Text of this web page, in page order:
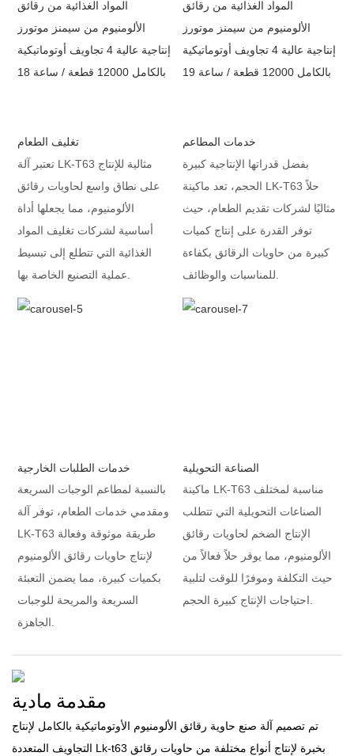
تغليف الطعام
تعتبر آلة LK-T63 مثالية للإنتاج
على نطاق واسع لحاويات رقائق
الألومنيوم، مما يجعلها أداة
أساسية لشركات تغليف المواد
الغذائية التي تتطلع إلى تبسيط
خدمات المطاعم
بفضل قدراتها الإنتاجية كبيرة
الحجم، تعد ماكينة LK-T63 حلاً
مثاليًا لشركات تقديم الطعام، حيث
توفر القدرة على إنتاج كميات
كبيرة من حاويات الرقائق بكفاءة
خدمات الطلبات الخارجية
بالنسبة لمطاعم الوجبات السريعة
ومقدمي خدمات الطعام، توفر آلة
LK-T63 طريقة موثوقة وفعالة
لإنتاج حاويات رقائق الألومنيوم
بكميات كبيرة، مما يضمن التعبئة
السريعة والمريحة للوجبات
الصناعة التحويلية
ماكينة LK-T63 مناسبة لمختلف
الصناعات التحويلية التي تتطلب
الإنتاج الضخم لحاويات رقائق
الألومنيوم، مما يوفر حلاً فعالاً من
حيث التكلفة وموفرًا للوقت لتلبية
مقدمة مادية
تم تصميم آلة صنع حاوية رقائق الألومنيوم الأوتوماتيكية بالكامل لإنتاج
التجاويف المتعددة Lk-t63 بخبرة لإنتاج أنواع مختلفة من حاويات رقائق